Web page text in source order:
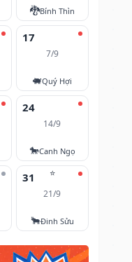
🐉Bính Thìn
17
7/9
🐖Quý Hợi
24
14/9
🐎Canh Ngọ
⭐
31
21/9
🐂Đinh Sửu